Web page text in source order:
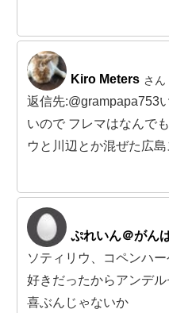
Kiro Meters さん
返信先:@grampapa753
いので フレマはなんで
ウと川辺とか混ぜた広
ぷれいん＠がん
ソティリウ、コペンハ
好きだったからアンデ
喜ぶんじゃないか